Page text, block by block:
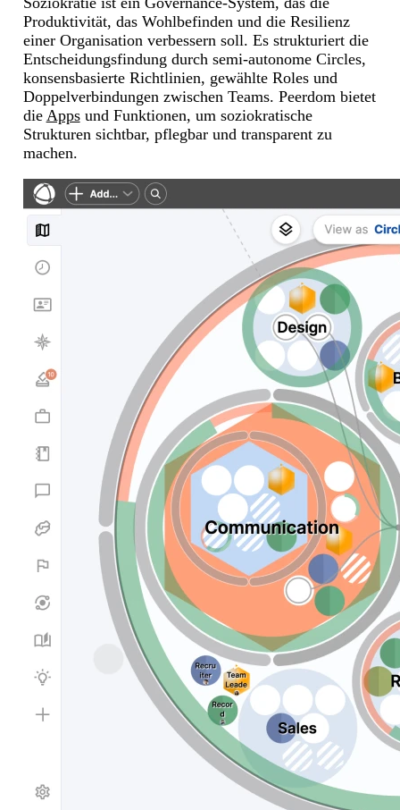
Produktivität, das Wohlbefinden und die Resilienz
einer Organisation verbessern soll. Es strukturiert die
Entscheidungsfindung durch semi-autonome Circles,
konsensbasierte Richtlinien, gewählte Roles und
Doppelverbindungen zwischen Teams. Peerdom bietet
die Appsund Funktionen, um soziokratische
Strukturen sichtbar, pflegbar und transparent zu
machen.